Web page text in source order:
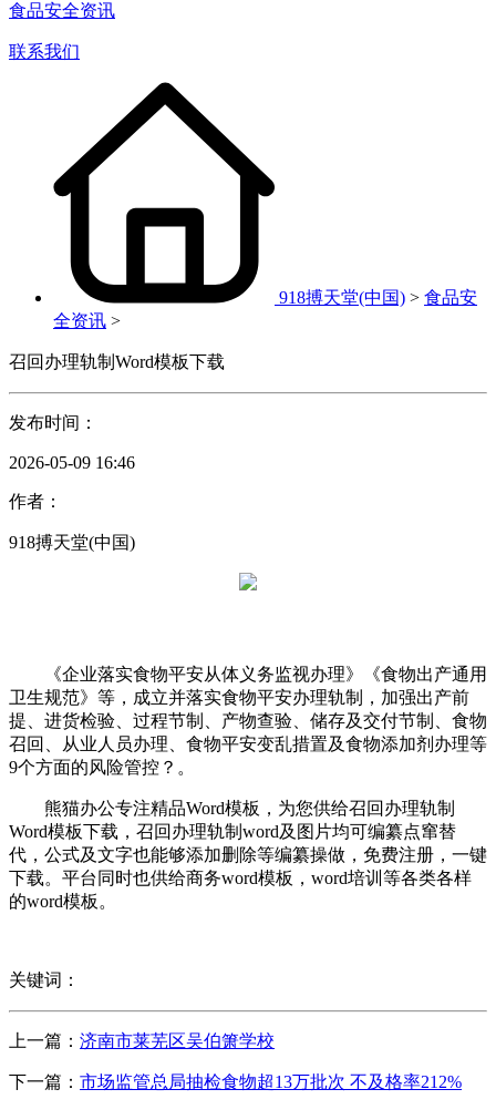
食品安全资讯
联系我们
918搏天堂(中国) > 食品安
全资讯 >
召回办理轨制Word模板下载
发布时间：
2026-05-09 16:46
作者：
918搏天堂(中国)
《企业落实食物平安从体义务监视办理》《食物出产通用
卫生规范》等，成立并落实食物平安办理轨制，加强出产前
提、进货检验、过程节制、产物查验、储存及交付节制、食物
召回、从业人员办理、食物平安变乱措置及食物添加剂办理等
9个方面的风险管控？。
熊猫办公专注精品Word模板，为您供给召回办理轨制
Word模板下载，召回办理轨制word及图片均可编纂点窜替
代，公式及文字也能够添加删除等编纂操做，免费注册，一键
下载。平台同时也供给商务word模板，word培训等各类各样
的word模板。
关键词：
上一篇： 济南市莱芜区吴伯箫学校
下一篇： 市场监管总局抽检食物超13万批次 不及格率212%